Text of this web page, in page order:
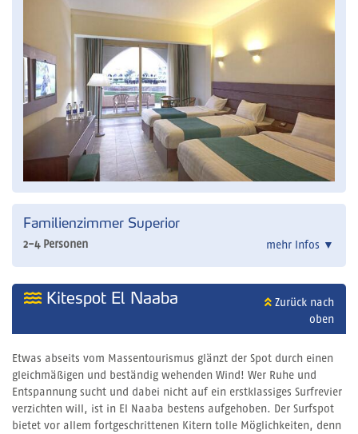
Familienzimmer Superior
2-4 Personen mehr Infos ▼
Kitespot El Naaba
Zurück nach
oben
Etwas abseits vom Massentourismus glänzt der Spot durch einen
gleichmäßigen und beständig wehenden Wind! Wer Ruhe und
Entspannung sucht und dabei nicht auf ein erstklassiges Surfrevier
verzichten will, ist in El Naaba bestens aufgehoben. Der Surfspot
bietet vor allem fortgeschrittenen Kitern tolle Möglichkeiten, denn